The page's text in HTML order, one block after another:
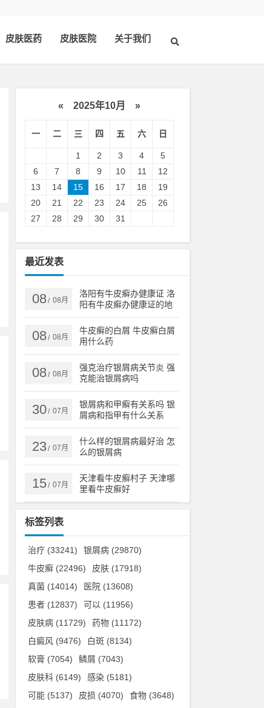
皮肤医药 皮肤医院 关于我们
« 2025年10月 »
一 二 三 四 五 六 日
1 2 3 4
5
6
7 8 9 10 11
12
13
14 15 16 17 18
19
20
21 22 23 24 25
26
27
28 29 30 31
最近发表
08/ 08月
洛阳有牛皮癣办健康证 洛
阳有牛皮癣办健康证的地
方吗
08/ 08月
牛皮癣的白屑 牛皮癣白屑
用什么药
08/ 08月
强克治疗银屑病关节炎 强
克能治银屑病吗
30/ 07月
银屑病和甲癣有关系吗 银
屑病和指甲有什么关系
23/ 07月
什么样的银屑病最好治 怎
么的银屑病
15/ 07月
天津看牛皮癣村子 天津哪
里看牛皮癣好
标签列表
治疗 (33241) 银屑病 (29870)
牛皮癣 (22496) 皮肤 (17918)
真菌 (14014) 医院 (13608)
患者 (12837) 可以 (11956)
皮肤病 (11729) 药物 (11172)
白癜风 (9476) 白斑 (8134)
软膏 (7054) 鳞屑 (7043)
皮肤科 (6149) 感染 (5181)
可能 (5137) 皮损 (4070) 食物 (3648)